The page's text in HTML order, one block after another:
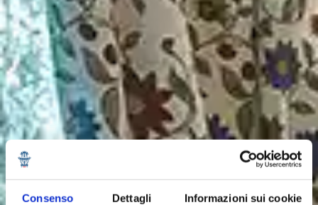
Consenso Dettagli Informazioni sui cookie